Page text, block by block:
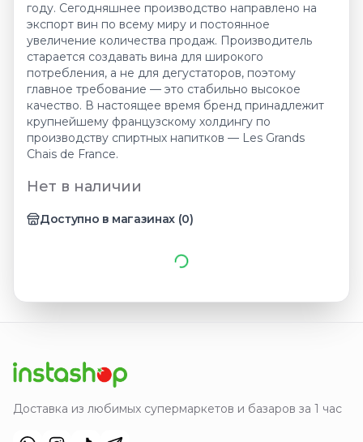
году. Сегодняшнее производство направлено на
экспорт вин по всему миру и постоянное
увеличение количества продаж. Производитель
старается создавать вина для широкого
потребления, а не для дегустаторов, поэтому
главное требование — это стабильно высокое
качество. В настоящее время бренд принадлежит
крупнейшему французскому холдингу по
производству спиртных напитков — Les Grands
Chais de France.
Нет в наличии
Доступно в магазинах (0)
Доставка из любимых супермаркетов и базаров за 1 час